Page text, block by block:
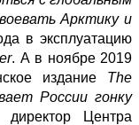
Арктику и
в эксплуатацию
. А в ноябре 2019
издание The
России гонку
Центра